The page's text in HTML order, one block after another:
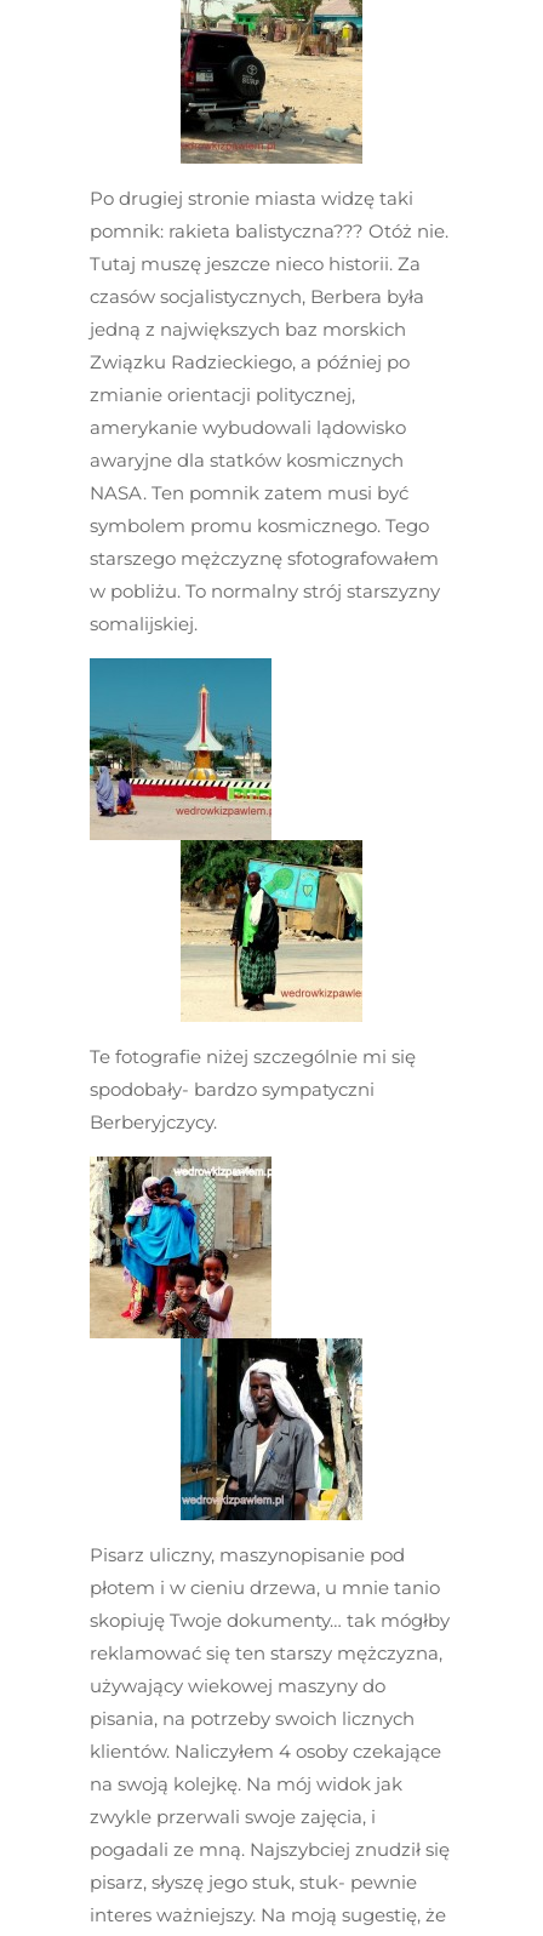
Po drugiej stronie miasta widzę taki
pomnik: rakieta balistyczna??? Otóż nie.
Tutaj muszę jeszcze nieco historii. Za
czasów socjalistycznych, Berbera była
jedną z największych baz morskich
Związku Radzieckiego, a później po
zmianie orientacji politycznej,
amerykanie wybudowali lądowisko
awaryjne dla statków kosmicznych
NASA. Ten pomnik zatem musi być
symbolem promu kosmicznego. Tego
starszego mężczyznę sfotografowałem
w pobliżu. To normalny strój starszyzny
somalijskiej.
Te fotografie niżej szczególnie mi się
spodobały- bardzo sympatyczni
Berberyjczycy.
Pisarz uliczny, maszynopisanie pod
płotem i w cieniu drzewa, u mnie tanio
skopiuję Twoje dokumenty… tak mógłby
reklamować się ten starszy mężczyzna,
używający wiekowej maszyny do
pisania, na potrzeby swoich licznych
klientów. Naliczyłem 4 osoby czekające
na swoją kolejkę. Na mój widok jak
zwykle przerwali swoje zajęcia, i
pogadali ze mną. Najszybciej znudził się
pisarz, słyszę jego stuk, stuk- pewnie
interes ważniejszy. Na moją sugestię, że